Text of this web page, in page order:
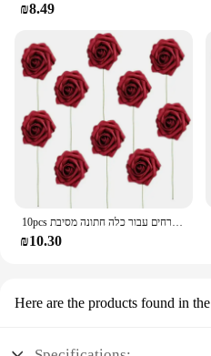
₪8.49
10pcs מלאכותי קצף ורדים הבציר פרחים מזויפים ורדים מזויפים זרי פרחים עבור כלה חתונה מסיבת centerches תפאורה
₪10.30
Here are the products found in the